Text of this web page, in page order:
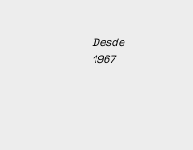
Desde
1967